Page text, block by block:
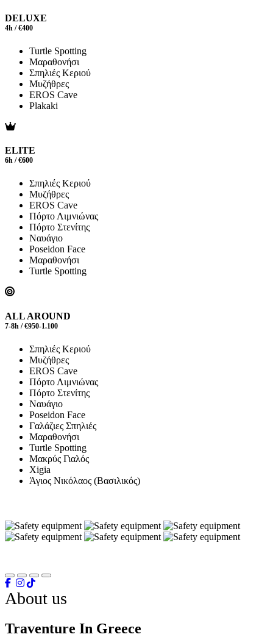
DELUXE
4h / €400
Turtle Spotting
Μαραθονήσι
Σπηλιές Κεριού
Μυζήθρες
EROS Cave
Plakaki
ELITE
6h / €600
Σπηλιές Κεριού
Μυζήθρες
EROS Cave
Πόρτο Λιμνιώνας
Πόρτο Στενίτης
Ναυάγιο
Poseidon Face
Μαραθονήσι
Turtle Spotting
ALL AROUND
7-8h / €950-1.100
Σπηλιές Κεριού
Μυζήθρες
EROS Cave
Πόρτο Λιμνιώνας
Πόρτο Στενίτης
Ναυάγιο
Poseidon Face
Γαλάζιες Σπηλιές
Μαραθονήσι
Turtle Spotting
Μακρύς Γιαλός
Xigia
Άγιος Νικόλαος (Βασιλικός)
About us
Traventure In Greece